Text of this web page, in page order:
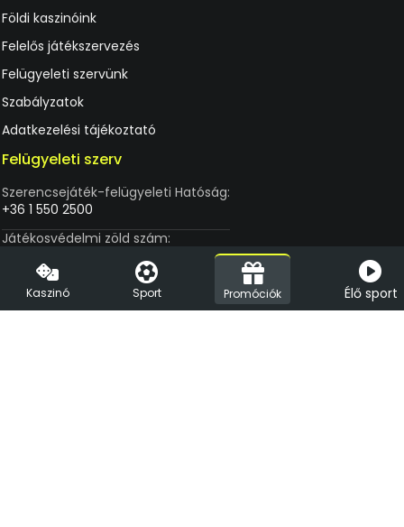
Földi kaszinóink
Felelős játékszervezés
Felügyeleti szervünk
Szabályzatok
Adatkezelési tájékoztató
Felügyeleti szerv
Szerencsejáték-felügyeleti Hatóság:
+36 1 550 2500
Játékosvédelmi zöld szám:
Kaszinó Sport Promóciók Élő sport